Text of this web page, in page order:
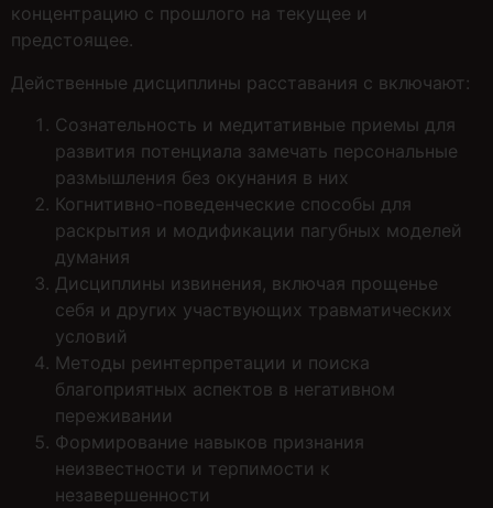
концентрацию с прошлого на текущее и
предстоящее.
Действенные дисциплины расставания с включают:
Сознательность и медитативные приемы для
развития потенциала замечать персональные
размышления без окунания в них
Когнитивно-поведенческие способы для
раскрытия и модификации пагубных моделей
думания
Дисциплины извинения, включая прощенье
себя и других участвующих травматических
условий
Методы реинтерпретации и поиска
благоприятных аспектов в негативном
переживании
Формирование навыков признания
неизвестности и терпимости к
незавершенности